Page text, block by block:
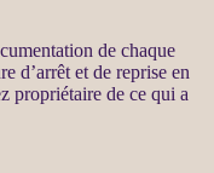
de chaque
d’arrêt et de reprise en
propriétaire de ce qui a